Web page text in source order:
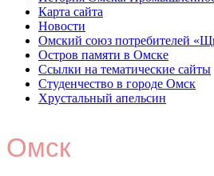
Карта сайта
Новости
Омский союз потребителей
Остров памяти в Омске
Ссылки на тематические сайты
Студенчество в городе Омск
Хрустальный апельсин
Омск